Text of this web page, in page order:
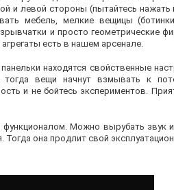
и левой стороны (пытайтесь
мебель, мелкие вещицы
и просто геометрические
есть в нашем арсенале.
находятся свойственные
вещи начнут взмывать к
и не бойтесь экспериментов.
Можно вырубать звук
она продлит свой